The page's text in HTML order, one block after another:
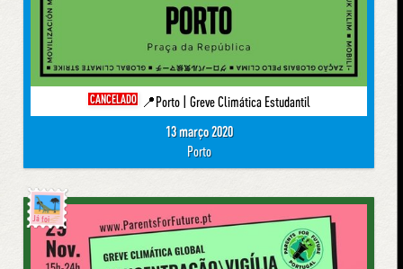
CANCELADO
📍Porto | Greve Climática Estudantil
13 março 2020
Porto
Já foi